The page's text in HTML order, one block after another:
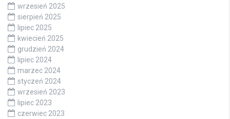
wrzesień 2025
sierpień 2025
lipiec 2025
kwiecień 2025
grudzień 2024
lipiec 2024
marzec 2024
styczeń 2024
wrzesień 2023
lipiec 2023
czerwiec 2023